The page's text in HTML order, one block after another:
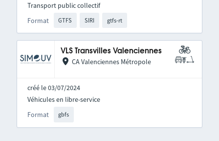
Format GTFS SIRI gtfs-rt
Transport public collectif
VLS Transvilles Valenciennes
CA Valenciennes Métropole
créé le 03/07/2024
Format gbfs
Véhicules en libre-service